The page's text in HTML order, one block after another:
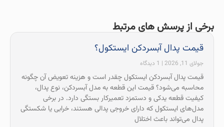
برخی از پرسش های مرتبط
قیمت پدال آبسردکن ایستکول؟
جولای 11, 2026
قیمت پدال آبسردکن ایستکول چقدر است و هزینه تعویض آن چگونه
محاسبه می‌شود؟ قیمت این قطعه به مدل آبسردکن، نوع پدال،
کیفیت قطعه یدکی و دستمزد تعمیرکار بستگی دارد. در برخی
مدل‌های ایستکول که دارای خروجی پدالی هستند، خرابی یا شکستگی
پدال می‌تواند باعث اختلال